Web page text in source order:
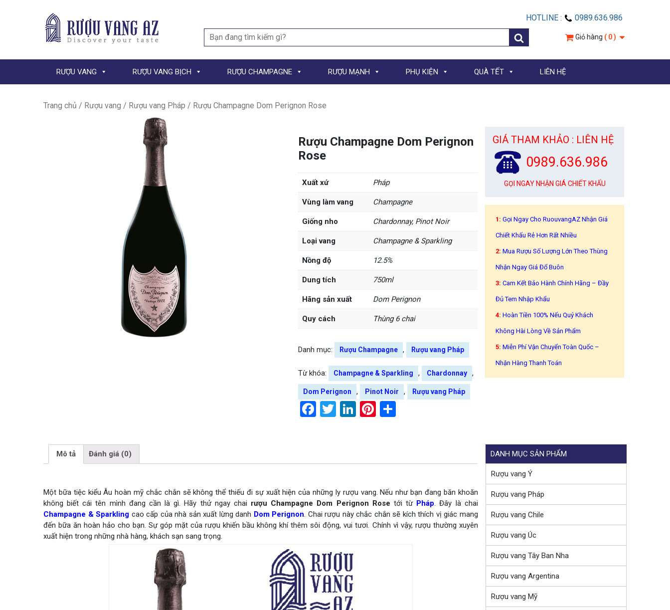
HOTLINE :
0989.636.986
Search
for:
Giỏ hàng ( 0 )
RƯỢU VANG RƯỢU VANG BỊCH RƯỢU CHAMPAGNE RƯỢU MẠNH PHỤ KIỆN QUÀ TẾT LIÊN HỆ
Trang chủ / Rượu vang / Rượu vang Pháp / Rượu Champagne Dom Perignon Rose
Rượu Champagne Dom Perignon
Rose
Xuất xứ Pháp
Vùng làm vang Champagne
Giống nho Chardonnay, Pinot Noir
Loại vang Champagne & Sparkling
Nồng độ 12.5%
Dung tích 750ml
Hãng sản xuất Dom Perignon
Quy cách Thùng 6 chai
Danh mục: Rượu Champagne , Rượu vang Pháp
Từ khóa: Champagne & Sparkling , Chardonnay ,
Dom Perignon , Pinot Noir , Rượu vang Pháp
Facebook
Twitter
LinkedIn
Pinterest
GIÁ THAM KHẢO : LIÊN HỆ
0989.636.986
GỌI NGAY NHẬN GIÁ CHIẾT KHẤU
1:Gọi Ngay Cho RuouvangAZ Nhận Giá
Chiết Khấu Rẻ Hơn Rất Nhiều
2:Mua Rượu Số Lượng Lớn Theo Thùng
Nhận Ngay Giá Đổ Buôn
3: Cam Kết Bảo Hành Chính Hãng – Đầy
Đủ Tem Nhập Khẩu
4:Hoàn Tiền 100% Nếu Quý Khách
Không Hài Lòng Về Sản Phẩm
5: Miễn Phí Vận Chuyển Toàn Quốc –
Nhận Hàng Thanh Toán
Mô tả Đánh giá (0)
Một bữa tiệc kiểu Âu hoàn mỹ chắc chắn sẽ không thể thiếu đi sự xuất hiện của những ly rượu vang. Nếu như bạn đang băn khoăn
không biết cái tên mình đang cần là gì. Hãy thử ngay chai rượu Champagne Dom Perignon Rose tới từ Pháp. Đây là chai
Champagne & Sparkling cao cấp của nhà sản xuất lừng danh Dom Perignon. Chai rượu này chắc chắn sẽ kích thích vị giác mang
đến bữa ăn hoàn hảo cho bạn. Sự góp mặt của rượu khiến bầu không khí thêm sôi động, vui tươi. Chính vì vậy, rượu thường xuyên
xuất hiện trong những nhà hàng, khách sạn sang trọng.
DANH MỤC SẢN PHẨM
Rượu vang Ý
Rượu vang Pháp
Rượu vang Chile
Rượu vang Úc
Rượu vang Tây Ban Nha
Rượu vang Argentina
Rượu vang Mỹ